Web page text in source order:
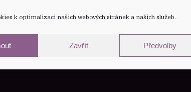
k optimalizaci našich webových stránek a našich služeb.
Zavřít Předvolby
of the
by